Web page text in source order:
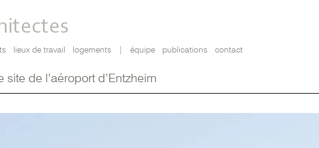
lieux de travail logements | équipe publications contact
de l’aéroport d’Entzheim